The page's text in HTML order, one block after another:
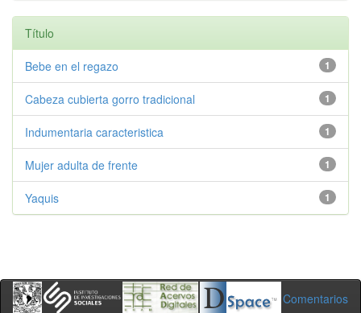
Título
1
Bebe en el regazo
1
Cabeza cubierta gorro tradicional
1
Indumentaria caracteristica
1
Mujer adulta de frente
1
Yaquis
Comentarios